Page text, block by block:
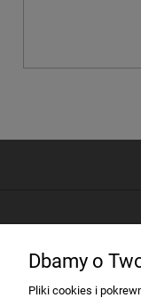
Dbamy o
Pliki cookies i